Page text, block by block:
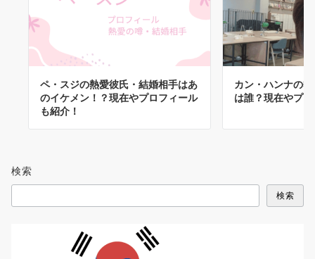
ペ・スジの熱愛彼氏・結婚相手はあ
のイケメン！？現在やプロフィール
も紹介！
カン・ハンナの
は誰？現在やプ
検索
検索